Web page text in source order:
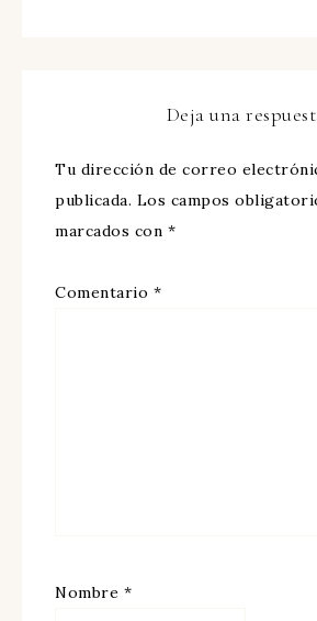
Deja una
Tu dirección de correo
publicada. Los campos
marcados con *
Comentario *
Nombre *